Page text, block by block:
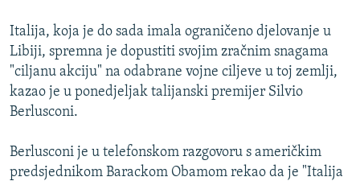
INFOGRAFIKE
KINA NA BALKANU
RSE PRIČE IZ SVIJETA
ISPRIČAJ MI
SPECIJALI RSE
Italija, koja je do sada imala ograničeno djelovanje u
Libiji, spremna je dopustiti svojim zračnim snagama
"ciljanu akciju" na odabrane vojne ciljeve u toj zemlji,
kazao je u ponedjeljak talijanski premijer Silvio
Berlusconi.
Berlusconi je u telefonskom razgovoru s američkim
predsjednikom Barackom Obamom rekao da je "Italija